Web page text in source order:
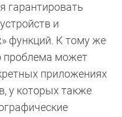
гарантировать
и
функций. К тому же
проблема может
приложениях
у которых также